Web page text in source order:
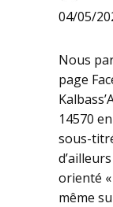
04/05/
Nous
page
14570
sous-
d’ailleurs
orienté
même